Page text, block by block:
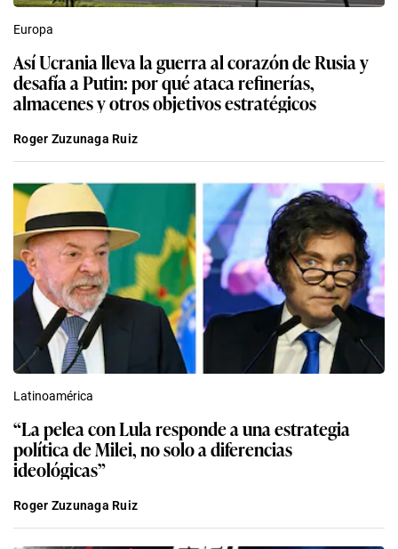
Europa
Así Ucrania lleva la guerra al corazón de Rusia y
desafía a Putin: por qué ataca refinerías,
almacenes y otros objetivos estratégicos
Roger Zuzunaga Ruiz
Latinoamérica
“La pelea con Lula responde a una estrategia
política de Milei, no solo a diferencias
ideológicas”
Roger Zuzunaga Ruiz